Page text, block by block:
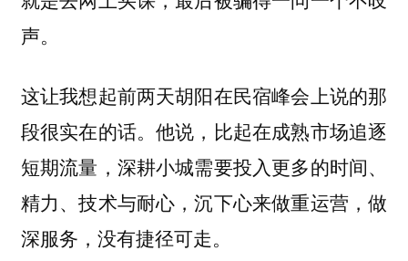
声。
这让我想起前两天胡阳在民宿峰会上说的那
段很实在的话。他说，比起在成熟市场追逐
短期流量，深耕小城需要投入更多的时间、
精力、技术与耐心，沉下心来做重运营，做
深服务，没有捷径可走。